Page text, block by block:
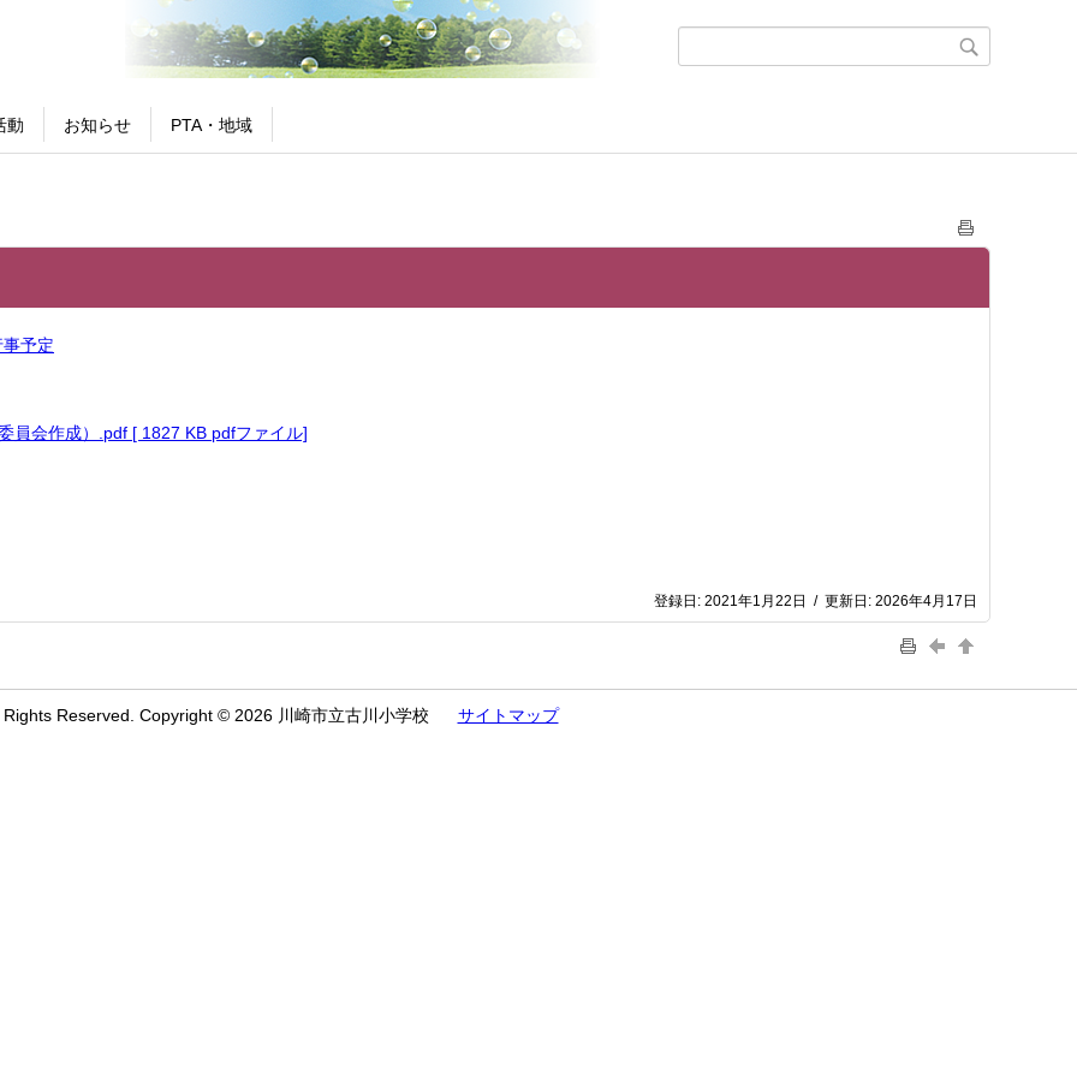
動 お知らせ PTA・地域
予定
員会作成）.pdf [ 1827 KB pdfファイル]
登録日: 2021年1月22日 / 更新日: 2026年4月17日
Rights Reserved. Copyright © 2026 川崎市立古川小学校 サイトマップ